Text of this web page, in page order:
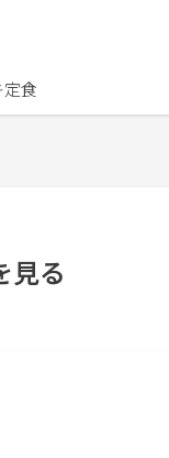
食
見る